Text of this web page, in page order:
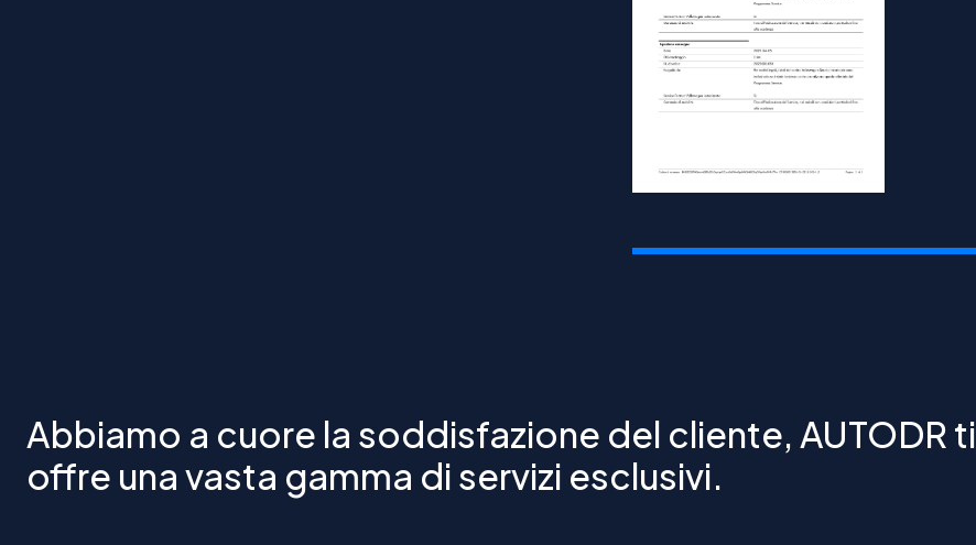
Abbiamo a cuore la soddisfazione del cliente, AUTODR ti
offre una vasta gamma di servizi esclusivi.